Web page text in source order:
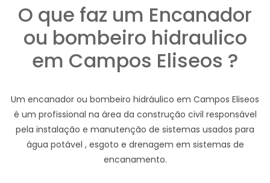
O que faz um Encanador
ou bombeiro hidraulico
em Campos Eliseos ?
Um encanador ou bombeiro hidráulico em Campos Eliseos
é um profissional na área da construção civil responsável
pela instalação e manutenção de sistemas usados para
água potável , esgoto e drenagem em sistemas de
encanamento.